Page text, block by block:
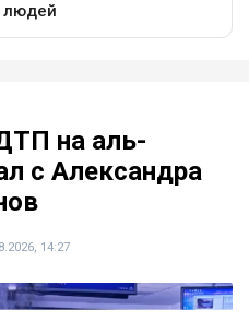
на аль-
с Александра
14:27